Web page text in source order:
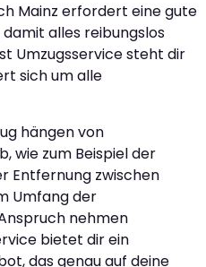
Mainz erfordert eine gute
alles reibungslos
Umzugsservice steht dir
sich um alle
hängen von
wie zum Beispiel der
Entfernung zwischen
Umfang der
nehmen
bietet dir ein
das genau auf deine